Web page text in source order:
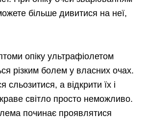
більше дивитися на неї,
опіку ультрафіолетом
різким болем у власних очах.
сльозитися, а відкрити їх і
світло просто неможливо.
починає проявлятися